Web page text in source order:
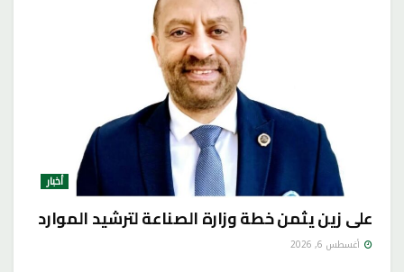
أخبار
على زين يثمن خطة وزارة الصناعة لترشيد الموارد
أغسطس 6, 2026